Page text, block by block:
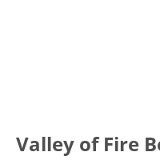
Valley of Fire